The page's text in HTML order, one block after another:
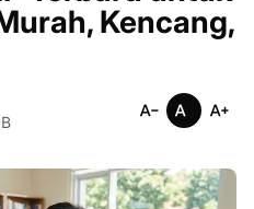
Kencang,